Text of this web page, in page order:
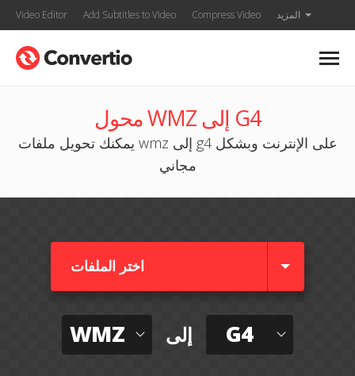
Video Editor Add Subtitles to Video Compress Video المزيد
محول WMZ إلى G4
يمكنك تحويل ملفات wmz إلى g4 على الإنترنت وبشكل
مجاني
اختر الملفات
WMZ إلى G4